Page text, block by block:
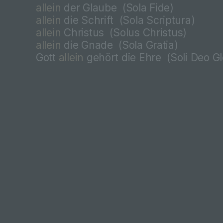
allein der Glaube (Sola Fide)
allein die Schrift (Sola Scriptura)
allein Christus (Solus Christus)
allein die Gnade (Sola Gratia)
Gott allein gehört die Ehre (Soli Deo